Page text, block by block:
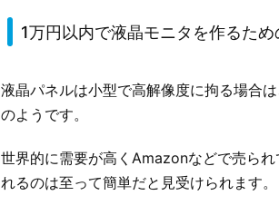
1万円以内で液晶モニタを作るため
液晶パネルは小型で高解像度に拘る場合
のようです。
世界的に需要が高くAmazonなどで売られ
れるのは至って簡単だと見受けられます。